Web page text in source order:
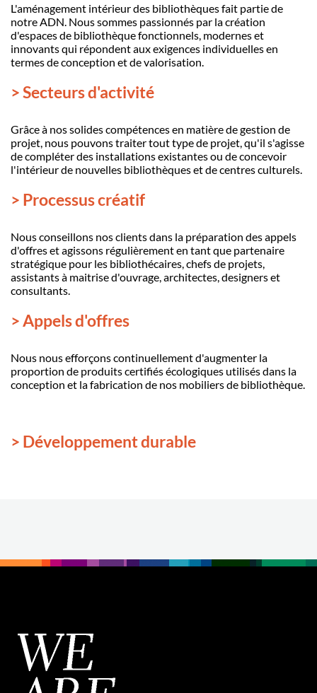
L'aménagement intérieur des bibliothèques fait partie de
notre ADN. Nous sommes passionnés par la création
d'espaces de bibliothèque fonctionnels, modernes et
innovants qui répondent aux exigences individuelles en
termes de conception et de valorisation.
> Secteurs d'activité
Grâce à nos solides compétences en matière de gestion de
projet, nous pouvons traiter tout type de projet, qu'il s'agisse
de compléter des installations existantes ou de concevoir
l'intérieur de nouvelles bibliothèques et de centres culturels.
> Processus créatif
Nous conseillons nos clients dans la préparation des appels
d'offres et agissons régulièrement en tant que partenaire
stratégique pour les bibliothécaires, chefs de projets,
assistants à maitrise d'ouvrage, architectes, designers et
consultants.
> Appels d'offres
Nous nous efforçons continuellement d'augmenter la
proportion de produits certifiés écologiques utilisés dans la
conception et la fabrication de nos mobiliers de bibliothèque.
> Développement durable